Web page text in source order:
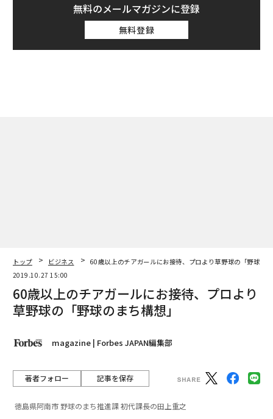
無料のメールマガジンに登録
無料登録
トップ ビジネス
60歳以上のチアガールにお接待、プロより草野球の「野球の
2019.10.27 15:00
60歳以上のチアガールにお接待、プロより
草野球の「野球のまち構想」
magazine | Forbes JAPAN編集部
著者フォロー 記事を保存
徳島県阿南市 野球のまち推進課 初代課長の田上重之